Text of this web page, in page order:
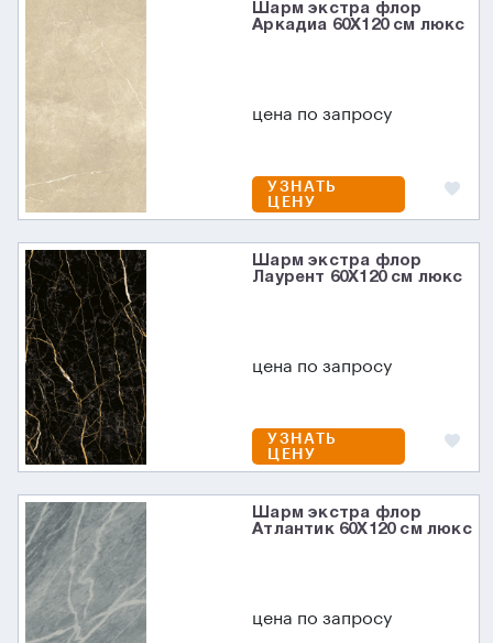
Шарм экстра флор
Аркадиа 60X120 см люкс
цена по запросу
УЗНАТЬ
ЦЕНУ
Шарм экстра флор
Лаурент 60X120 см люкс
цена по запросу
УЗНАТЬ
ЦЕНУ
Шарм экстра флор
Атлантик 60X120 см люкс
цена по запросу